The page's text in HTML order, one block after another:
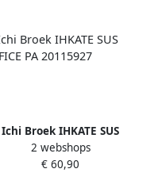
Ichi Broek IHKATE SUS
OFFICE PA 20115927
2 webshops
€ 60,90